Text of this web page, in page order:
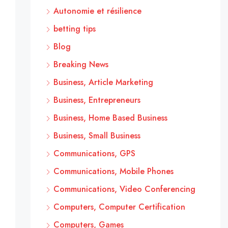
Autonomie et résilience
betting tips
Blog
Breaking News
Business, Article Marketing
Business, Entrepreneurs
Business, Home Based Business
Business, Small Business
Communications, GPS
Communications, Mobile Phones
Communications, Video Conferencing
Computers, Computer Certification
Computers, Games